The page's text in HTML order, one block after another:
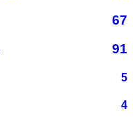
67
91
5
4